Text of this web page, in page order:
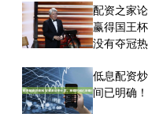
配资之家
赢得国王
没有夺冠
低息配资
间已明确！